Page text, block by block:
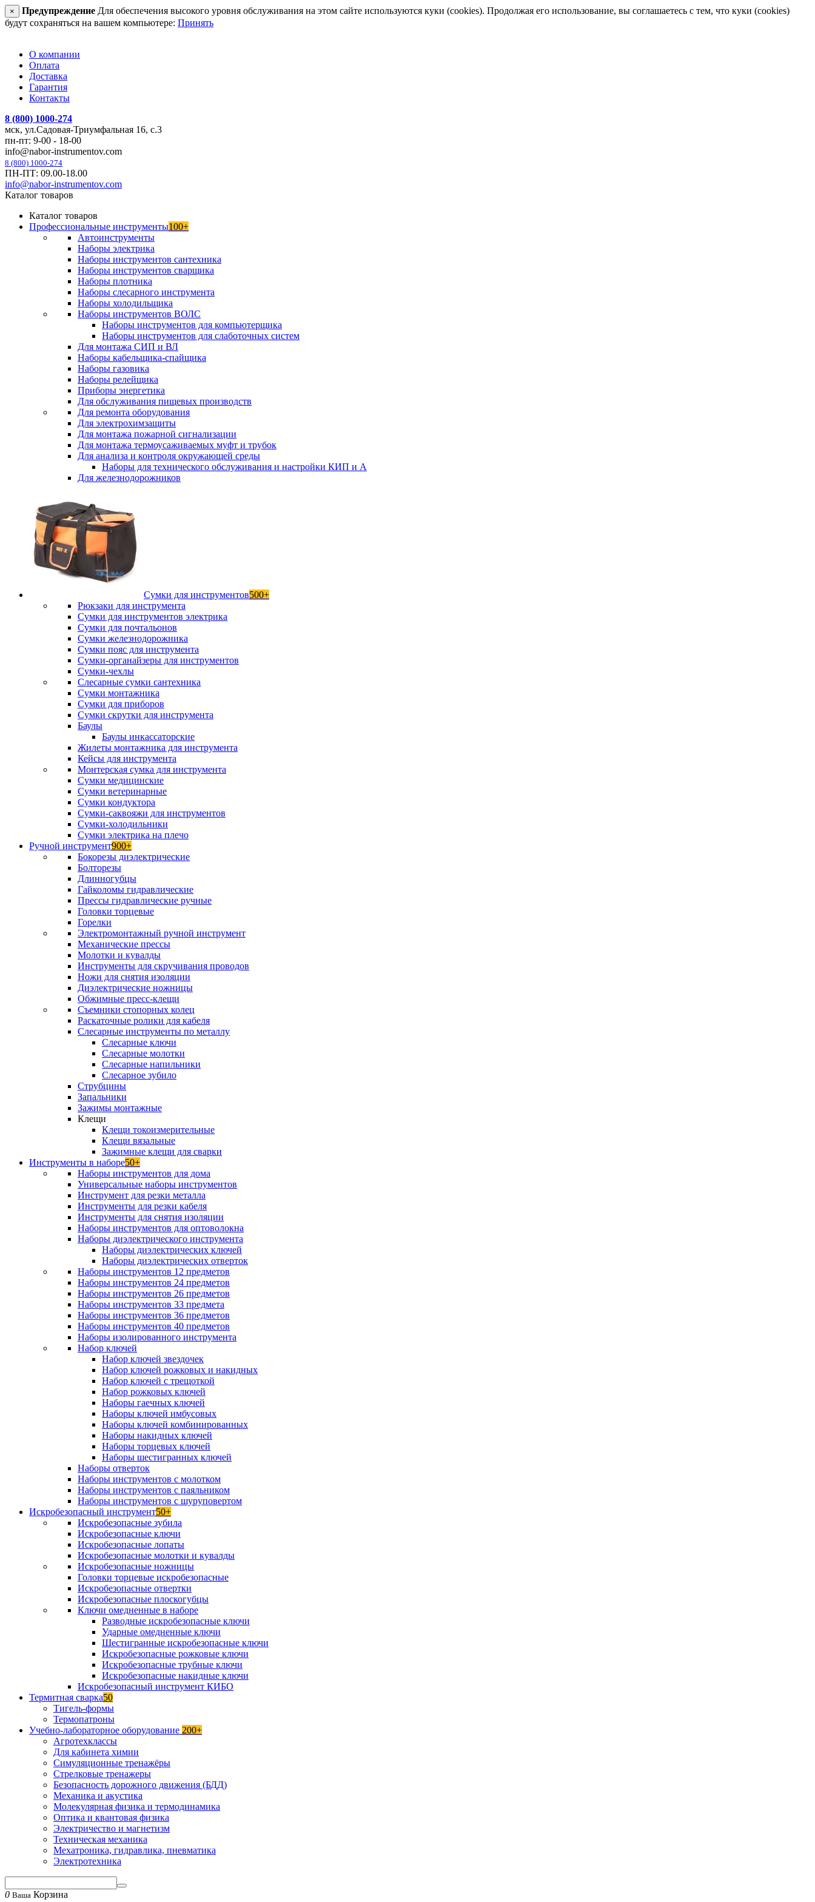
× Предупреждение Для обеспечения высокого уровня обслуживания на этом сайте используются куки (cookies). Продолжая его использование, вы соглашаетесь с тем, что куки (cookies)
будут сохраняться на вашем компьютере: Принять
О компании
Оплата
Доставка
Гарантия
Контакты
8 (800) 1000-274
мск, ул.Садовая-Триумфальная 16, с.3
пн-пт: 9-00 - 18-00
info@nabor-instrumentov.com
8 (800) 1000-274
ПН-ПТ: 09.00-18.00
info@nabor-instrumentov.com
Каталог товаров
Каталог товаров
Профессиональные инструменты100+
Автоинструменты
Наборы электрика
Наборы инструментов сантехника
Наборы инструментов сварщика
Наборы плотника
Наборы слесарного инструмента
Наборы холодильщика
Наборы инструментов ВОЛС
Наборы инструментов для компьютерщика
Наборы инструментов для слаботочных систем
Для монтажа СИП и ВЛ
Наборы кабельщика-спайщика
Наборы газовика
Наборы релейщика
Приборы энергетика
Для обслуживания пищевых производств
Для ремонта оборудования
Для электрохимзащиты
Для монтажа пожарной сигнализации
Для монтажа термоусаживаемых муфт и трубок
Для анализа и контроля окружающей среды
Наборы для технического обслуживания и настройки КИП и А
Для железнодорожников
Сумки для инструментов500+
Рюкзаки для инструмента
Сумки для инструментов электрика
Сумки для почтальонов
Сумки железнодорожника
Сумки пояс для инструмента
Сумки-органайзеры для инструментов
Сумки-чехлы
Слесарные сумки сантехника
Сумки монтажника
Сумки для приборов
Сумки скрутки для инструмента
Баулы
Баулы инкассаторские
Жилеты монтажника для инструмента
Кейсы для инструмента
Монтерская сумка для инструмента
Сумки медицинские
Сумки ветеринарные
Сумки кондуктора
Сумки-саквояжи для инструментов
Сумки-холодильники
Сумки электрика на плечо
Ручной инструмент900+
Бокорезы диэлектрические
Болторезы
Длинногубцы
Гайколомы гидравлические
Прессы гидравлические ручные
Головки торцевые
Горелки
Электромонтажный ручной инструмент
Механические прессы
Молотки и кувалды
Инструменты для скручивания проводов
Ножи для снятия изоляции
Диэлектрические ножницы
Обжимные пресс-клещи
Съемники стопорных колец
Раскаточные ролики для кабеля
Слесарные инструменты по металлу
Слесарные ключи
Слесарные молотки
Слесарные напильники
Слесарное зубило
Струбцины
Запальники
Зажимы монтажные
Клещи
Клещи токоизмерительные
Клещи вязальные
Зажимные клещи для сварки
Инструменты в наборе50+
Наборы инструментов для дома
Универсальные наборы инструментов
Инструмент для резки металла
Инструменты для резки кабеля
Инструменты для снятия изоляции
Наборы инструментов для оптоволокна
Наборы диэлектрического инструмента
Наборы диэлектрических ключей
Наборы диэлектрических отверток
Наборы инструментов 12 предметов
Наборы инструментов 24 предметов
Наборы инструментов 26 предметов
Наборы инструментов 33 предмета
Наборы инструментов 36 предметов
Наборы инструментов 40 предметов
Наборы изолированного инструмента
Набор ключей
Набор ключей звездочек
Набор ключей рожковых и накидных
Набор ключей с трещоткой
Набор рожковых ключей
Наборы гаечных ключей
Наборы ключей имбусовых
Наборы ключей комбинированных
Наборы накидных ключей
Наборы торцевых ключей
Наборы шестигранных ключей
Наборы отверток
Наборы инструментов с молотком
Наборы инструментов с паяльником
Наборы инструментов с шуруповертом
Искробезопасный инструмент50+
Искробезопасные зубила
Искробезопасные ключи
Искробезопасные лопаты
Искробезопасные молотки и кувалды
Искробезопасные ножницы
Головки торцевые искробезопасные
Искробезопасные отвертки
Искробезопасные плоскогубцы
Ключи омедненные в наборе
Разводные искробезопасные ключи
Ударные омедненные ключи
Шестигранные искробезопасные ключи
Искробезопасные рожковые ключи
Искробезопасные трубные ключи
Искробезопасные накидные ключи
Искробезопасный инструмент КИБО
Термитная сварка50
Тигель-формы
Термопатроны
Учебно-лабораторное оборудование 200+
Агротехклассы
Для кабинета химии
Симуляционные тренажёры
Стрелковые тренажеры
Безопасность дорожного движения (БДД)
Механика и акустика
Молекулярная физика и термодинамика
Оптика и квантовая физика
Электричество и магнетизм
Техническая механика
Мехатроника, гидравлика, пневматика
Электротехника
0 Ваша Корзина